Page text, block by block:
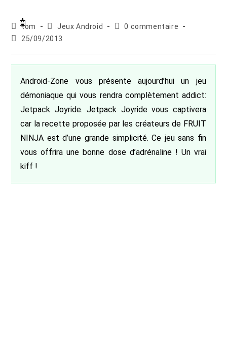
Auteur/autrice
de
tom
Post
category:
Jeux Android
Commentaires
0 commentaire
Publication
25/09/2013
Android-Zone vous présente aujourd’hui un jeu
démoniaque qui vous rendra complètement addict:
Jetpack Joyride. Jetpack Joyride vous captivera
car la recette proposée par les créateurs de FRUIT
NINJA est d’une grande simplicité. Ce jeu sans fin
vous offrira une bonne dose d’adrénaline ! Un vrai
kiff !